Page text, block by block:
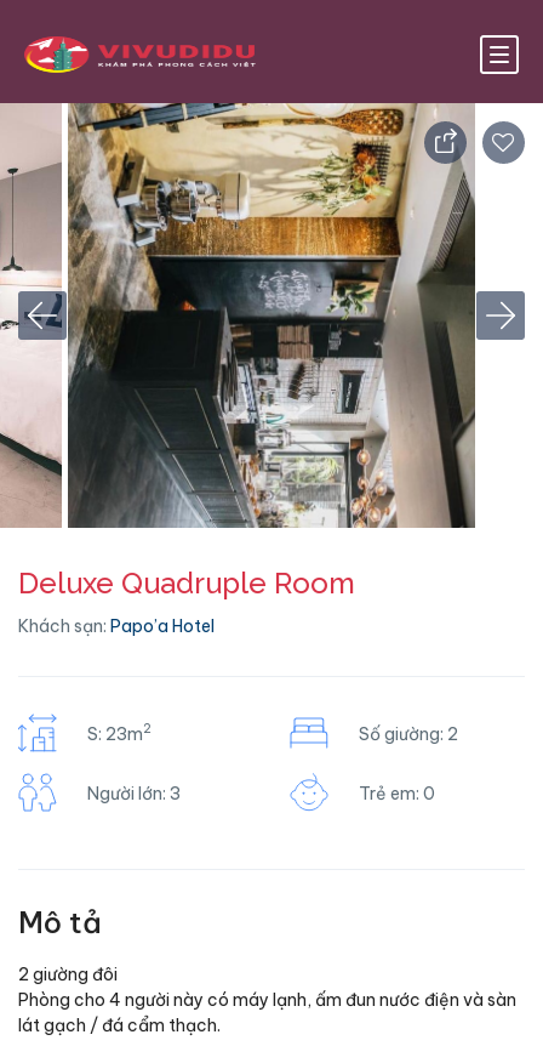
Deluxe Quadruple Room
Khách sạn: Papo’a Hotel
S: 23m2 Số giường: 2
Người lớn: 3 Trẻ em: 0
Mô tả
2 giường đôi
Phòng cho 4 người này có máy lạnh, ấm đun nước điện và sàn
lát gạch / đá cẩm thạch.